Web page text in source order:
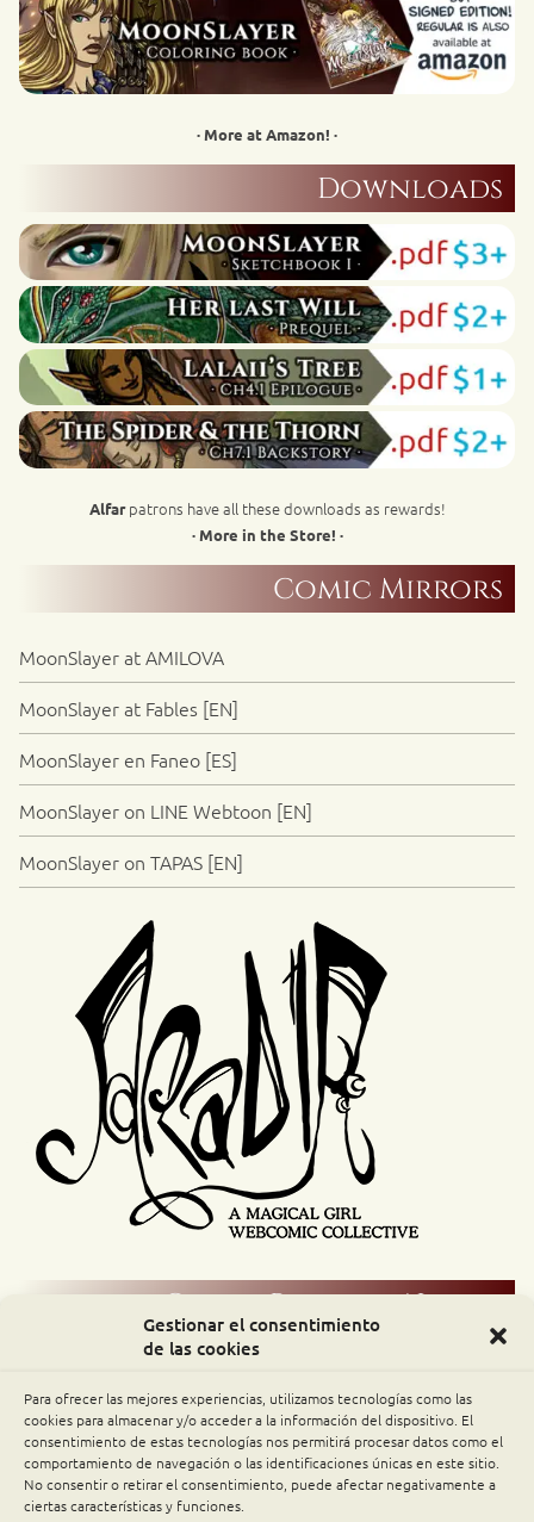
Gestionar el consentimiento
de las cookies
Para ofrecer las mejores experiencias, utilizamos tecnologías como las
cookies para almacenar y/o acceder a la información del dispositivo. El
consentimiento de estas tecnologías nos permitirá procesar datos como el
comportamiento de navegación o las identificaciones únicas en este sitio.
No consentir o retirar el consentimiento, puede afectar negativamente a
ciertas características y funciones.
· More at Amazon! ·
Downloads
Alfarpatrons have all these downloads as rewards!
· More in the Store! ·
Comic Mirrors
MoonSlayer at AMILOVA
MoonSlayer at Fables [EN]
MoonSlayer en Faneo [ES]
MoonSlayer on LINE Webtoon [EN]
MoonSlayer on TAPAS [EN]
Comic Readers / Index
Comic Rocket
Piperka